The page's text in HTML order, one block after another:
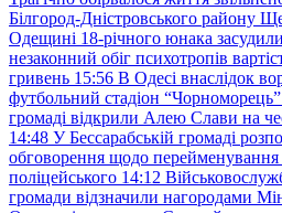
Білгород-Дністровського району
Одещині 18-річного юнака засудили
незаконний обіг психотропів
гривень 15:56 В Одесі внаслідок
футбольний стадіон “Чорноморець”
громаді відкрили Алею Слави на
14:48 У Бессарабській громаді
обговорення щодо перейменування
поліцейського 14:12
громади відзначили нагородами